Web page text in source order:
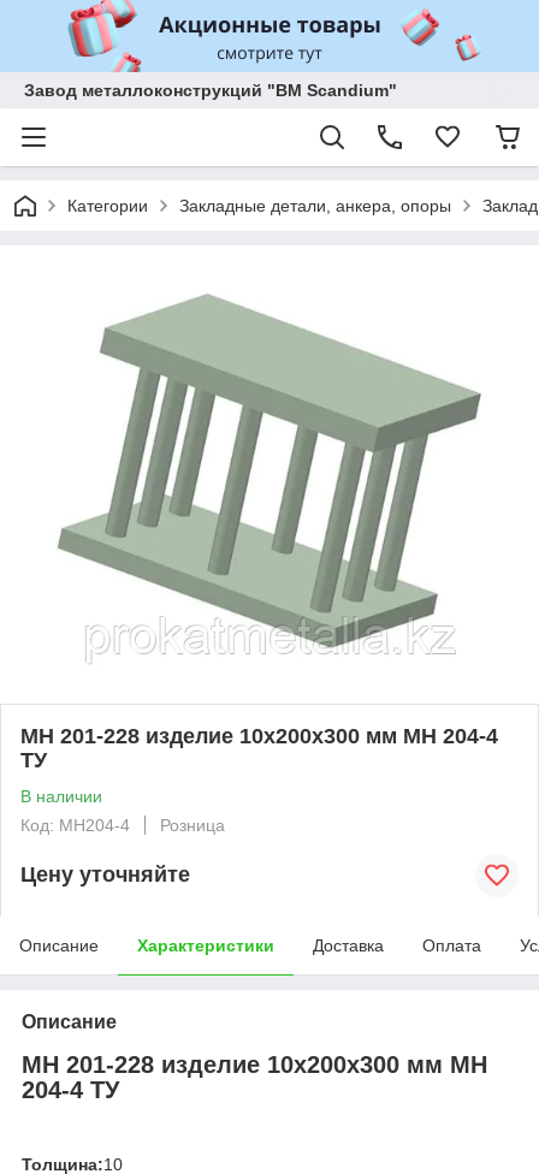
Завод металлоконструкций "BM Scandium"
Категории Закладные детали, анкера, опоры
МН 201-228 изделие 10x200x300 мм МН 204-4
ТУ
В наличии
Код: MH204-4
Розница
Цену уточняйте
Описание Характеристики Доставка Оплата
Описание
МН 201-228 изделие 10x200x300 мм МН
204-4 ТУ
Толщина:10